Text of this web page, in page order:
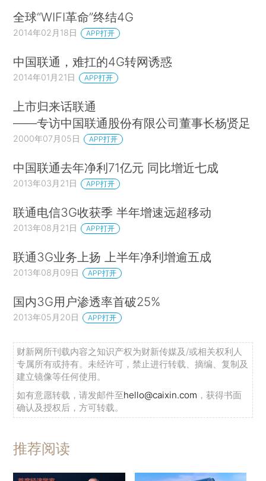
全球“WIFI革命”终结4G
2014年02月18日 APP打开
中国联通，难扛的4G转网诱惑
2014年01月21日 APP打开
上市归来话联通
——专访中国联通股份有限公司董事长杨贤足
2000年07月05日 APP打开
中国联通去年净利71亿元 同比增近七成
2013年03月21日 APP打开
联通电信3G收获季 半年增速远超移动
2013年08月21日 APP打开
联通3G业务上扬 上半年净利增逾五成
2013年08月09日 APP打开
国内3G用户渗透率首破25%
2013年05月20日 APP打开
财新网所刊载内容之知识产权为财新传媒及/或相关权利人
专属所有或持有。未经许可，禁止进行转载、摘编、复制及
建立镜像等任何使用。
如有意愿转载，请发邮件至hello@caixin.com ，获得书面
确认及授权后，方可转载。
推荐阅读